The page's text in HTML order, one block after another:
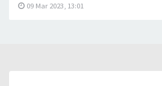
09 Mar 2023, 13:01